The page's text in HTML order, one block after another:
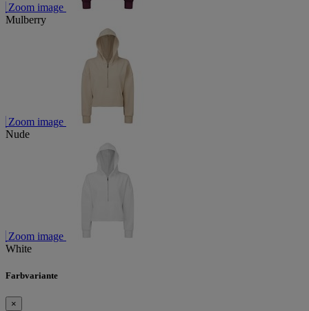
Zoom image
Mulberry
Zoom image
Nude
Zoom image
White
Farbvariante
×